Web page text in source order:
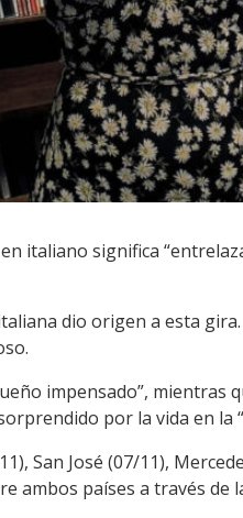
italiano significa
dio origen a esta
impensado”, mientras
por la vida en la
San José (07/11),
ambos países a través de